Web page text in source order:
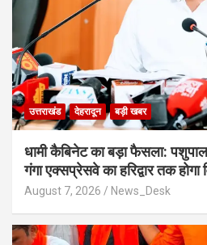
उत्तराखंड देहरादून बड़ी खबर
​धामी कैबिनेट का बड़ा फैसला:
गंगा एक्सप्रेसवे का हरिद्वार तक होगा
August 7, 2026 News_Desk